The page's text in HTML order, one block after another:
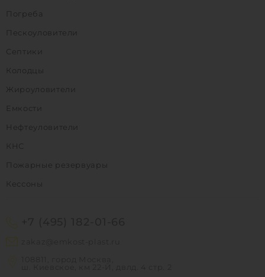
Погреба
Пескоуловители
Септики
Колодцы
Жироуловители
Емкости
Нефтеуловители
КНС
Пожарные резервуары
Кессоны